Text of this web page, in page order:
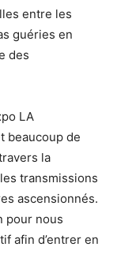
entre les
guéries en
des
LA
beaucoup de
la
transmissions
ascensionnés.
pour nous
afin d’entrer en